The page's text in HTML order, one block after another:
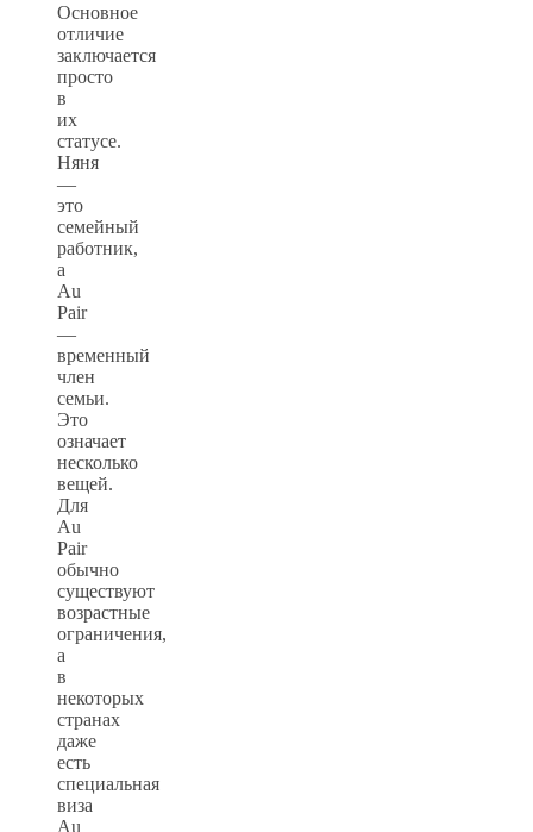
Основное
отличие
заключается
просто
в
их
статусе.
Няня
—
это
семейный
работник,
а
Au
Pair
—
временный
член
семьи.
Это
означает
несколько
вещей.
Для
Au
Pair
обычно
существуют
возрастные
ограничения,
а
в
некоторых
странах
даже
есть
специальная
виза
Au